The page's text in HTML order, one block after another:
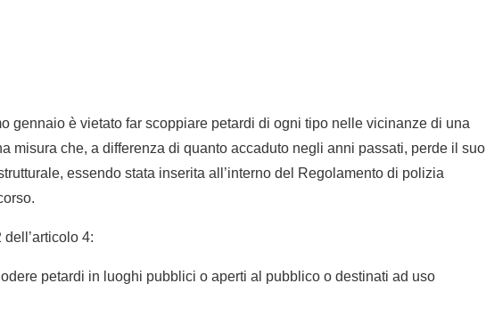
gennaio è vietato far scoppiare petardi di ogni tipo nelle vicinanze di una
misura che, a differenza di quanto accaduto negli anni passati, perde il suo
essendo stata inserita all’interno del Regolamento di polizia
4:
petardi in luoghi pubblici o aperti al pubblico o destinati ad uso